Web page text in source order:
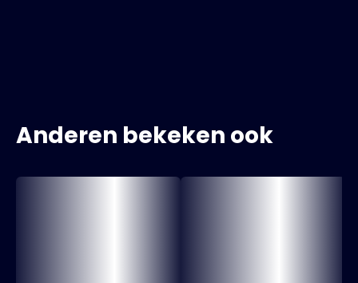
Anderen bekeken ook